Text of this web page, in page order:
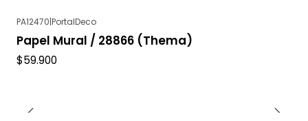
PA12470|PortalDeco
Papel Mural / 28866 (Thema)
$59.900